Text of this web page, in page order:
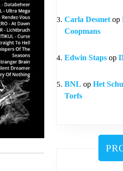
Carla Desmet op
Coopmans
Edwin Staps op
BNL op Het
Torfs